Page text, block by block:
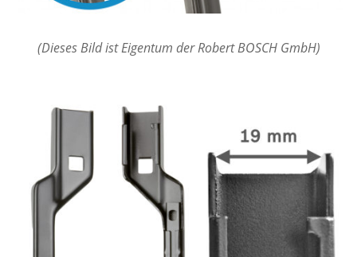
(Dieses Bild ist Eigentum der Robert BOSCH GmbH)